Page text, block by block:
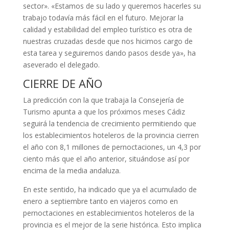
sector». «Estamos de su lado y queremos hacerles su
trabajo todavía más fácil en el futuro. Mejorar la
calidad y estabilidad del empleo turístico es otra de
nuestras cruzadas desde que nos hicimos cargo de
esta tarea y seguiremos dando pasos desde ya», ha
aseverado el delegado.
CIERRE DE AÑO
La predicción con la que trabaja la Consejería de
Turismo apunta a que los próximos meses Cádiz
seguirá la tendencia de crecimiento permitiendo que
los establecimientos hoteleros de la provincia cierren
el año con 8,1 millones de pernoctaciones, un 4,3 por
ciento más que el año anterior, situándose así por
encima de la media andaluza.
En este sentido, ha indicado que ya el acumulado de
enero a septiembre tanto en viajeros como en
pernoctaciones en establecimientos hoteleros de la
provincia es el mejor de la serie histórica. Esto implica